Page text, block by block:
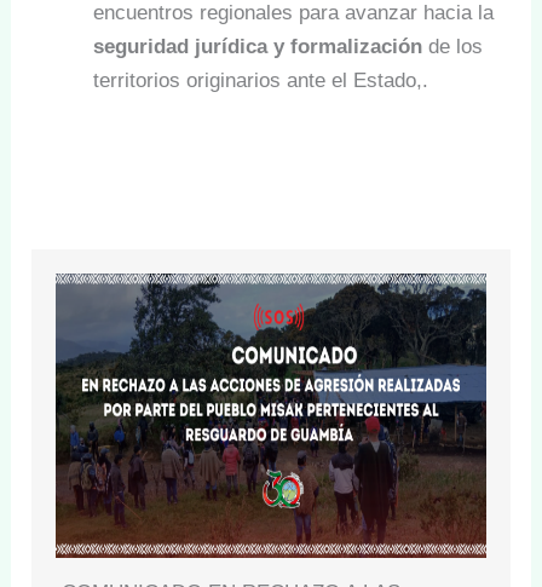
encuentros regionales para avanzar hacia la
seguridad jurídica y formalización de los
territorios originarios ante el Estado,.